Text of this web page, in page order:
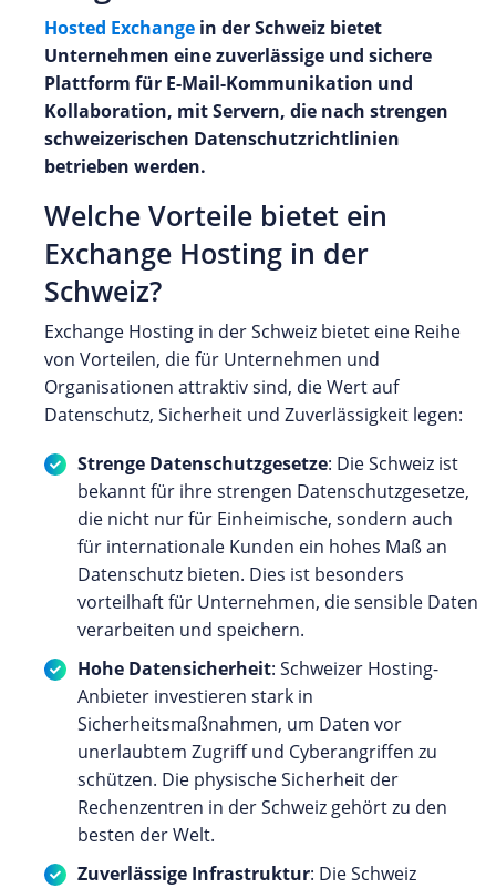
Hosted Exchange in der Schweiz bietet
Unternehmen eine zuverlässige und sichere
Plattform für E-Mail-Kommunikation und
Kollaboration, mit Servern, die nach strengen
schweizerischen Datenschutzrichtlinien
betrieben werden.
Welche Vorteile bietet ein
Exchange Hosting in der
Schweiz?
Exchange Hosting in der Schweiz bietet eine Reihe
von Vorteilen, die für Unternehmen und
Organisationen attraktiv sind, die Wert auf
Datenschutz, Sicherheit und Zuverlässigkeit legen:
Strenge Datenschutzgesetze: Die Schweiz ist
bekannt für ihre strengen Datenschutzgesetze,
die nicht nur für Einheimische, sondern auch
für internationale Kunden ein hohes Maß an
Datenschutz bieten. Dies ist besonders
vorteilhaft für Unternehmen, die sensible Daten
verarbeiten und speichern.
Hohe Datensicherheit: Schweizer Hosting-
Anbieter investieren stark in
Sicherheitsmaßnahmen, um Daten vor
unerlaubtem Zugriff und Cyberangriffen zu
schützen. Die physische Sicherheit der
Rechenzentren in der Schweiz gehört zu den
besten der Welt.
Zuverlässige Infrastruktur: Die Schweiz